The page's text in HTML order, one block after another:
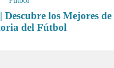
Descubre los Mejores de
del Fútbol